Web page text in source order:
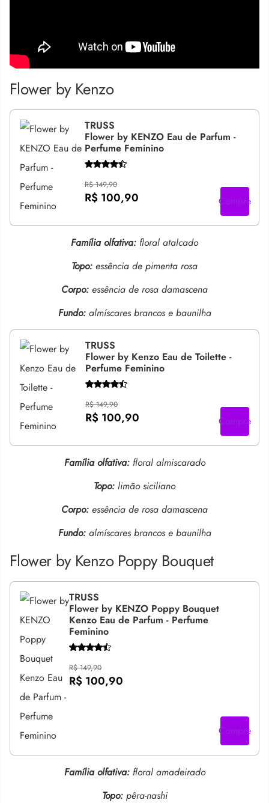
Flower by Kenzo
TRUSS
Flower by KENZO Eau de Parfum -
Perfume Feminino
R$ 149,90
R$ 100,90 Compre
Família olfativa: floral atalcado
Topo: essência de pimenta rosa
Corpo: essência de rosa damascena
Fundo: almíscares brancos e baunilha
TRUSS
Flower by Kenzo Eau de Toilette -
Perfume Feminino
R$ 149,90
R$ 100,90 Compre
Família olfativa: floral almiscarado
Topo: limão siciliano
Corpo: essência de rosa damascena
Fundo: almíscares brancos e baunilha
Flower by Kenzo Poppy Bouquet
TRUSS
Flower by KENZO Poppy Bouquet
Kenzo Eau de Parfum - Perfume
Feminino
R$ 149,90
R$ 100,90
Compre
Família olfativa: floral amadeirado
Topo: pêra-nashi